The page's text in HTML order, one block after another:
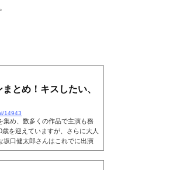
とめ！キスしたい、
14943
集め、数多くの作品で主演も務
を迎えていますが、さらに大人
坂口健太郎さんはこれでに出演
もありました。イケメンのキス
上でも話題になっていますね。